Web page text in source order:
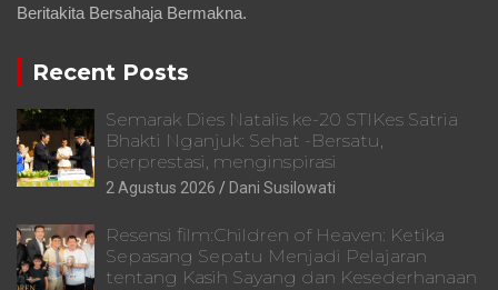
Beritakita Bersahaja Bermakna.
Recent Posts
Semarak Dies Natalis ke-20 STIKes Satria
Bhakti Nganjuk: Sehat -Bersatu,
berprestasi, menginspirasi
2 Agustus 2026 Dani Susilowati
Resensi film:Children of Heaven: Ketika
Sepasang Sepatu Menjadi Pelajaran
tentang Kasih Sayang dan Kesederhanaan